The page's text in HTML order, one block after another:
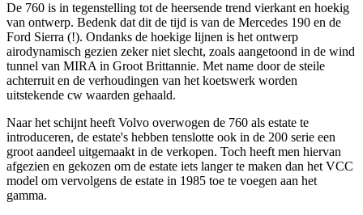
De 760 is in tegenstelling tot de heersende trend vierkant en hoekig
van ontwerp. Bedenk dat dit de tijd is van de Mercedes 190 en de
Ford Sierra (!). Ondanks de hoekige lijnen is het ontwerp
airodynamisch gezien zeker niet slecht, zoals aangetoond in de wind
tunnel van MIRA in Groot Brittannie. Met name door de steile
achterruit en de verhoudingen van het koetswerk worden
uitstekende cw waarden gehaald.
Naar het schijnt heeft Volvo overwogen de 760 als estate te
introduceren, de estate's hebben tenslotte ook in de 200 serie een
groot aandeel uitgemaakt in de verkopen. Toch heeft men hiervan
afgezien en gekozen om de estate iets langer te maken dan het VCC
model om vervolgens de estate in 1985 toe te voegen aan het
gamma.